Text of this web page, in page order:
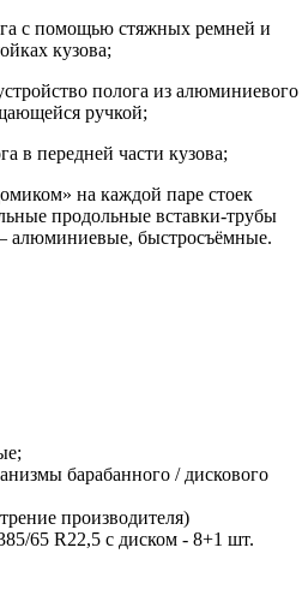
с помощью стяжных ремней и
кузова;
полога из алюминиевого
ручкой;
в передней части кузова;
на каждой паре стоек
продольные вставки-трубы
алюминиевые, быстросъёмные.
барабанного / дискового
производителя)
65 R22,5 с диском - 8+1 шт.